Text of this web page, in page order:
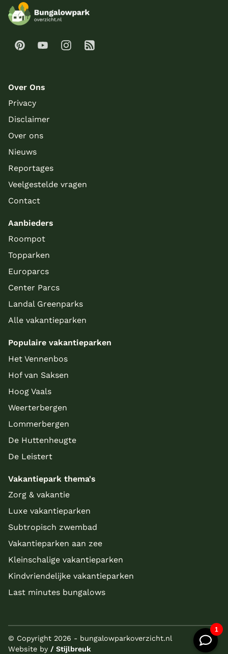
Over Ons
Privacy
Disclaimer
Over ons
Nieuws
Reportages
Veelgestelde vragen
Contact
Aanbieders
Roompot
Topparken
Europarcs
Center Parcs
Landal Greenparks
Alle vakantieparken
Populaire vakantieparken
Het Vennenbos
Hof van Saksen
Hoog Vaals
Weerterbergen
Lommerbergen
De Huttenheugte
De Leistert
Vakantiepark thema's
Zorg & vakantie
Luxe vakantieparken
Subtropisch zwembad
Vakantieparken aan zee
Kleinschalige vakantieparken
Kindvriendelijke vakantieparken
Last minutes bungalows
© Copyright 2026 - bungalowparkoverzicht.nl
Website by / Stijlbreuk